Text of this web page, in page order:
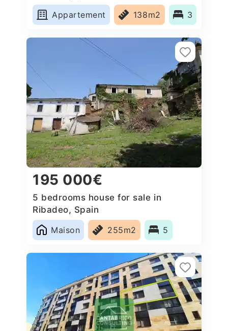
Appartement
138m2 3
195 000€
5 bedrooms house for sale in
Ribadeo, Spain
Maison
255m2 5